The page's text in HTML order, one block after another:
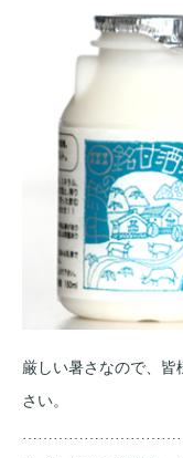
厳しい暑さなので、
さい。